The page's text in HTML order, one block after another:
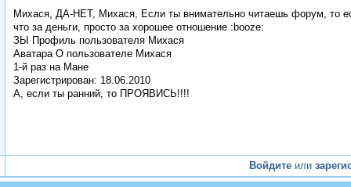
Михася, ДА-НЕТ, Михася, Если ты внимательно читаешь форум, то
что за деньги, просто за хорошее отношение :booze:
ЗЫ Профиль пользователя Михася
Аватара О пользователе Михася
1-й раз на Мане
Зарегистрирован: 18.06.2010
А, если ты ранний, то ПРОЯВИСЬ!!!!
Войдите или